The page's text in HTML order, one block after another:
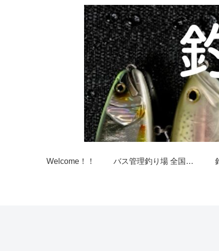
Welcome！！ バス管理釣り場 全国一覧